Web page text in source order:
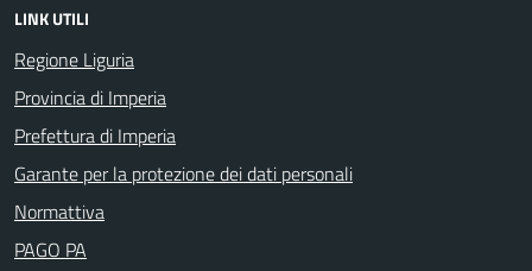
LINK UTILI
Regione Liguria
Provincia di Imperia
Prefettura di Imperia
Garante per la protezione dei dati personali
Normattiva
PAGO PA